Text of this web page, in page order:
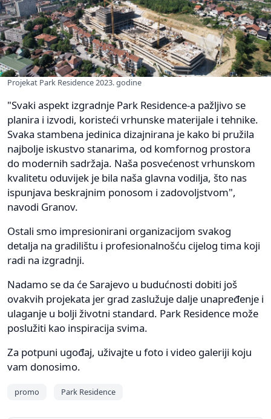
Projekat Park Residence 2023. godine
"Svaki aspekt izgradnje Park Residence-a pažljivo se
planira i izvodi, koristeći vrhunske materijale i tehnike.
Svaka stambena jedinica dizajnirana je kako bi pružila
najbolje iskustvo stanarima, od komfornog prostora
do modernih sadržaja. Naša posvećenost vrhunskom
kvalitetu oduvijek je bila naša glavna vodilja, što nas
ispunjava beskrajnim ponosom i zadovoljstvom",
navodi Granov.
Ostali smo impresionirani organizacijom svakog
detalja na gradilištu i profesionalnošću cijelog tima koji
radi na izgradnji.
Nadamo se da će Sarajevo u budućnosti dobiti još
ovakvih projekata jer grad zaslužuje dalje unapređenje i
ulaganje u bolji životni standard. Park Residence može
poslužiti kao inspiracija svima.
Za potpuni ugođaj, uživajte u foto i video galeriji koju
vam donosimo.
promo Park Residence